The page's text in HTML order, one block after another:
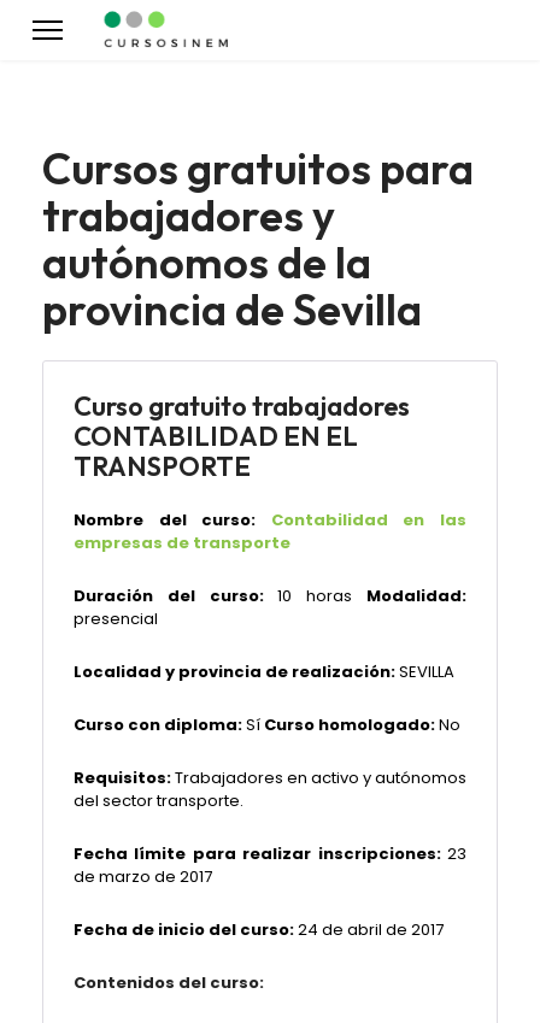
Cursos gratuitos para
trabajadores y
autónomos de la
provincia de Sevilla
Curso gratuito trabajadores
CONTABILIDAD EN EL
TRANSPORTE
Nombre del curso:
Contabilidad en las
empresas de transporte
Duración del curso:10 horas Modalidad:
presencial
Localidad y provincia de realización:SEVILLA
Curso con diploma:Sí Curso homologado:No
Requisitos:Trabajadores en activo y autónomos
del sector transporte.
Fecha límite para realizar inscripciones:23
de marzo de 2017
Fecha de inicio del curso:24 de abril de 2017
Contenidos del curso: